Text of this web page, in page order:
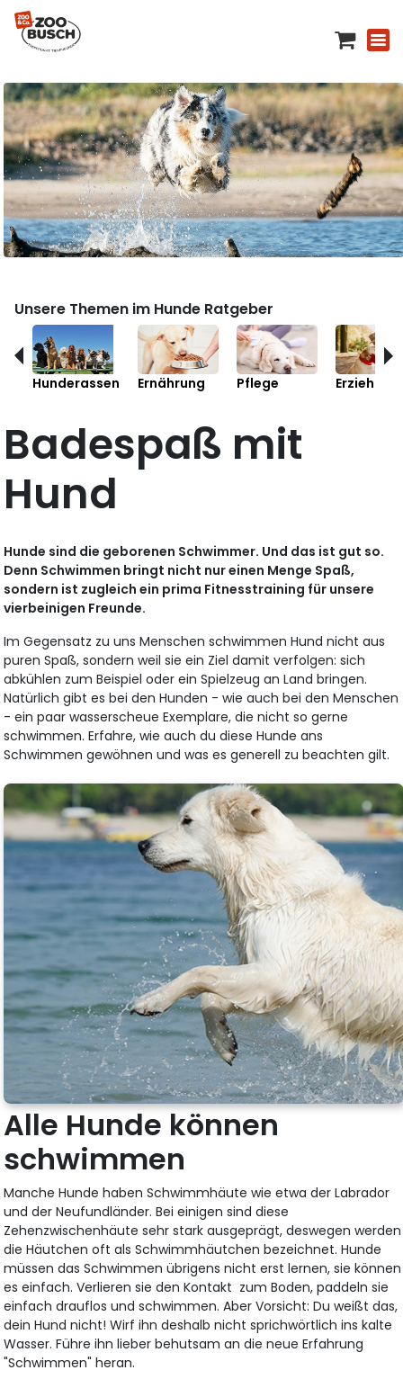
Unsere Themen im Hunde Ratgeber
Hunderassen Ernährung Pflege Erziehung
Badespaß mit
Hund
Hunde sind die geborenen Schwimmer. Und das ist gut so.
Denn Schwimmen bringt nicht nur einen Menge Spaß,
sondern ist zugleich ein prima Fitnesstraining für unsere
vierbeinigen Freunde.
Im Gegensatz zu uns Menschen schwimmen Hund nicht aus
puren Spaß, sondern weil sie ein Ziel damit verfolgen: sich
abkühlen zum Beispiel oder ein Spielzeug an Land bringen.
Natürlich gibt es bei den Hunden - wie auch bei den Menschen
- ein paar wasserscheue Exemplare, die nicht so gerne
schwimmen. Erfahre, wie auch du diese Hunde ans
Schwimmen gewöhnen und was es generell zu beachten gilt.
Alle Hunde können
schwimmen
Manche Hunde haben Schwimmhäute wie etwa der Labrador
und der Neufundländer. Bei einigen sind diese
Zehenzwischenhäute sehr stark ausgeprägt, deswegen werden
die Häutchen oft als Schwimmhäutchen bezeichnet. Hunde
müssen das Schwimmen übrigens nicht erst lernen, sie können
es einfach. Verlieren sie den Kontakt zum Boden, paddeln sie
einfach drauflos und schwimmen. Aber Vorsicht: Du weißt das,
dein Hund nicht! Wirf ihn deshalb nicht sprichwörtlich ins kalte
Wasser. Führe ihn lieber behutsam an die neue Erfahrung
"Schwimmen" heran.